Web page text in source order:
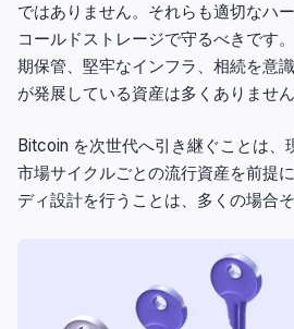
ではありません。それらも適切なハ
コールドストレージで守るべきです
期保管、堅牢なインフラ、相続を意
が発展している資産は多くありません
Bitcoin を次世代へ引き継ぐことは、
市場サイクルごとの流行資産を前提
ディ設計を行うことは、多くの場合